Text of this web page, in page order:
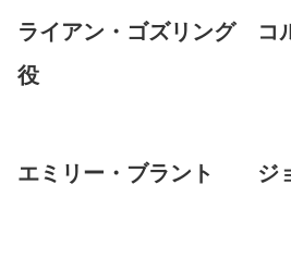
ライアン・ゴズリング コ
役
エミリー・ブラント ジ